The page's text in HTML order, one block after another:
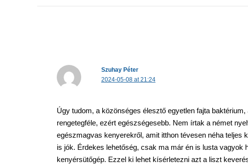
Szuhay Péter
2024-05-08 at 21:24
Úgy tudom, a közönséges élesztő egyetlen fajta
rengetegféle, ezért egészségesebb. Nem írtak a német
egészmagvas kenyerekről, amit itthon tévesen néha teljes
is jók. Érdekes lehetőség, csak ma már én is lusta vagyok
kenyérsütőgép. Ezzel ki lehet kísérletezni azt a liszt